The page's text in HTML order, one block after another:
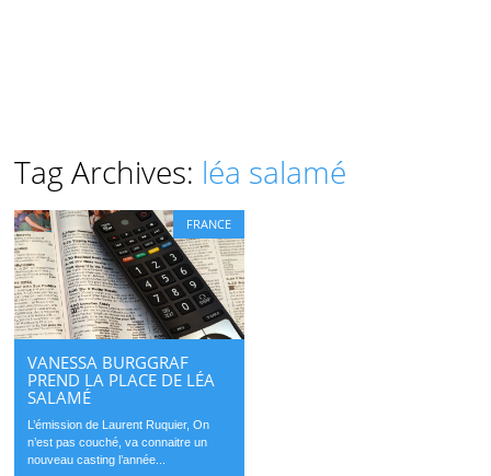
Tag Archives: léa salamé
FRANCE
VANESSA BURGGRAF
PREND LA PLACE DE LÉA
SALAMÉ
L’émission de Laurent Ruquier, On
n’est pas couché, va connaitre un
nouveau casting l’année...